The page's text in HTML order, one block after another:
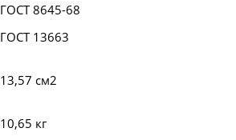
ГОСТ 8645-68
ГОСТ 13663
13,57 см2
10,65 кг